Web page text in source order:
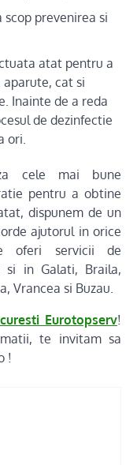
prevenirea si
atat pentru a
cat si
Inainte de a reda
de dezinfectie
ori.
cele mai bune
pentru a obtine
dispunem de un
ajutorul in orice
oferi servicii de
si in Galati, Braila,
Vrancea si Buzau.
Eurotopserv!
te invitam sa
!